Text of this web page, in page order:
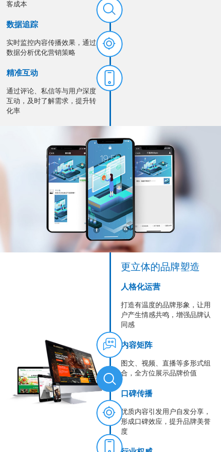
客成本
数据追踪
实时监控内容传播效果，通过
数据分析优化营销策略
精准互动
通过评论、私信等与用户深度
互动，及时了解需求，提升转
化率
更立体的品牌塑造
人格化运营
打造有温度的品牌形象，让用
户产生情感共鸣，增强品牌认
同感
内容矩阵
图文、视频、直播等多形式组
合，全方位展示品牌价值
口碑传播
优质内容引发用户自发分享，
形成口碑效应，提升品牌美誉
度